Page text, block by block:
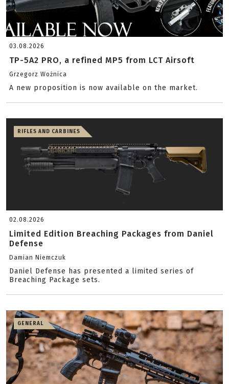
03.08.2026
TP-5A2 PRO, a refined MP5 from LCT Airsoft
Grzegorz Woźnica
A new proposition is now available on the market.
RIFLES AND CARBINES
02.08.2026
Limited Edition Breaching Packages from Daniel
Defense
Damian Niemczuk
Daniel Defense has presented a limited series of
Breaching Package sets.
GENERAL